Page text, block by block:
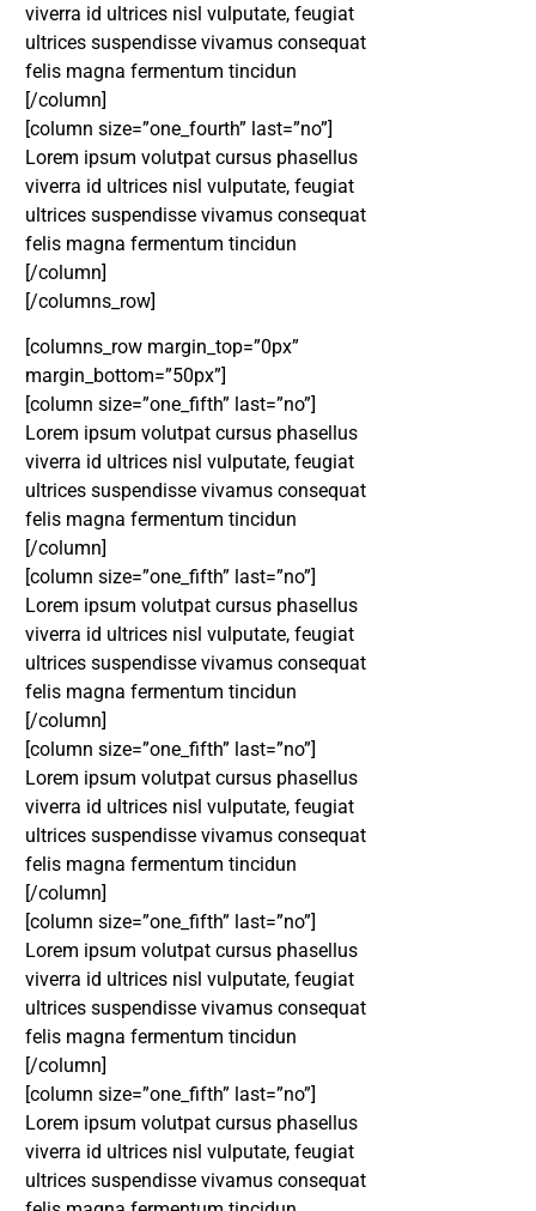
viverra id ultrices nisl vulputate, feugiat
ultrices suspendisse vivamus consequat
felis magna fermentum tincidun
[/column]
[column size=”one_fourth” last=”no”]
Lorem ipsum volutpat cursus phasellus
viverra id ultrices nisl vulputate, feugiat
ultrices suspendisse vivamus consequat
felis magna fermentum tincidun
[/column]
[/columns_row]
[columns_row margin_top=”0px”
margin_bottom=”50px”]
[column size=”one_fifth” last=”no”]
Lorem ipsum volutpat cursus phasellus
viverra id ultrices nisl vulputate, feugiat
ultrices suspendisse vivamus consequat
felis magna fermentum tincidun
[/column]
[column size=”one_fifth” last=”no”]
Lorem ipsum volutpat cursus phasellus
viverra id ultrices nisl vulputate, feugiat
ultrices suspendisse vivamus consequat
felis magna fermentum tincidun
[/column]
[column size=”one_fifth” last=”no”]
Lorem ipsum volutpat cursus phasellus
viverra id ultrices nisl vulputate, feugiat
ultrices suspendisse vivamus consequat
felis magna fermentum tincidun
[/column]
[column size=”one_fifth” last=”no”]
Lorem ipsum volutpat cursus phasellus
viverra id ultrices nisl vulputate, feugiat
ultrices suspendisse vivamus consequat
felis magna fermentum tincidun
[/column]
[column size=”one_fifth” last=”no”]
Lorem ipsum volutpat cursus phasellus
viverra id ultrices nisl vulputate, feugiat
ultrices suspendisse vivamus consequat